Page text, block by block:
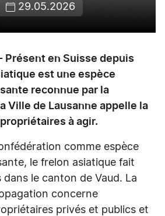
29.05.2026
- Présent en Suisse depuis
est une espèce
reconnue par la
Ville de Lausanne appelle la
à agir.
comme espèce
le frelon asiatique fait
dans le canton de Vaud. La
concerne
privés et publics et